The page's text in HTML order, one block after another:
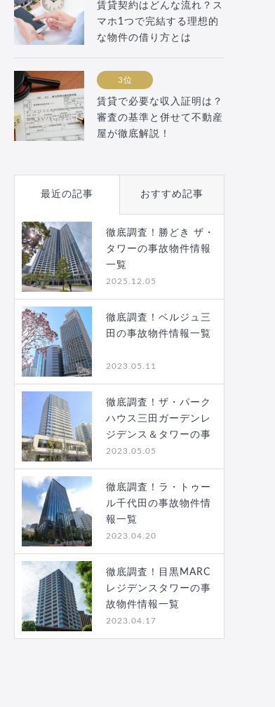
賃貸契約はどんな流れ？ス
マホ1つで完結する理想的
な物件の借り方とは
3位
賃貸で必要な収入証明は？
審査の基準と併せて不動産
屋が徹底解説！
最近の記事 おすすめ記事
徹底調査！勝どき ザ・
タワーの事故物件情報
一覧
2025.12.05
徹底調査！ベルジュ三
田の事故物件情報一覧
2023.05.11
徹底調査！ザ・パーク
ハウス三田ガーデンレ
ジデンス＆タワーの事
故…
2023.05.05
徹底調査！ラ・トゥー
ル千代田の事故物件情
報一覧
2023.04.20
徹底調査！目黒MARC
レジデンスタワーの事
故物件情報一覧
2023.04.17